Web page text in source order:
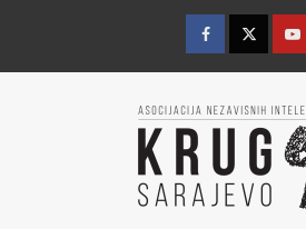
content
FacebookTwitter